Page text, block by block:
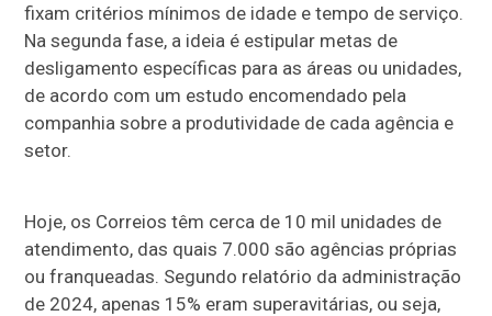
fixam critérios mínimos de idade e tempo de serviço.
Na segunda fase, a ideia é estipular metas de
desligamento específicas para as áreas ou unidades,
de acordo com um estudo encomendado pela
companhia sobre a produtividade de cada agência e
setor.
Hoje, os Correios têm cerca de 10 mil unidades de
atendimento, das quais 7.000 são agências próprias
ou franqueadas. Segundo relatório da administração
de 2024, apenas 15% eram superavitárias, ou seja,